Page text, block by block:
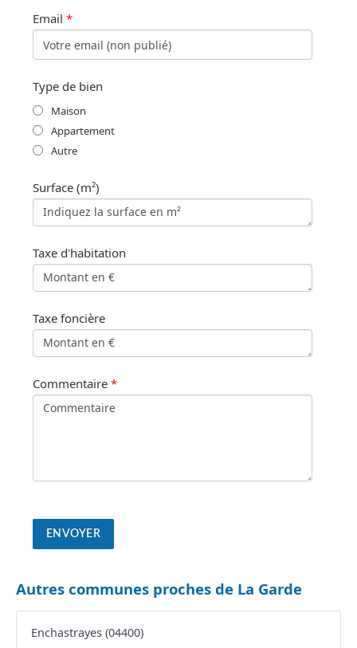
Email *
Type de bien
Maison
Appartement
Autre
Surface (m²)
Taxe d'habitation
Taxe foncière
Commentaire *
Autres communes proches de La Garde
Enchastrayes (04400)